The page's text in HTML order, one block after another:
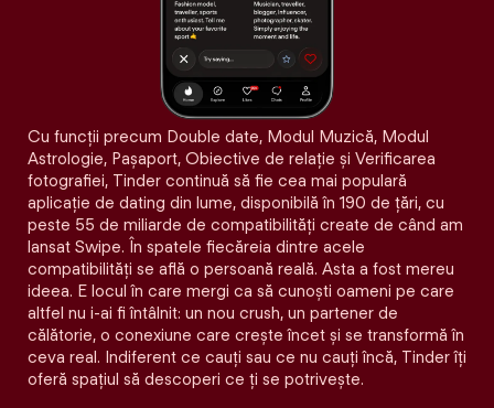
Cu funcții precum Double date, Modul Muzică, Modul
Astrologie, Pașaport, Obiective de relație și Verificarea
fotografiei, Tinder continuă să fie cea mai populară
aplicație de dating din lume, disponibilă în 190 de țări, cu
peste 55 de miliarde de compatibilități create de când am
lansat Swipe. În spatele fiecăreia dintre acele
compatibilităţi se află o persoană reală. Asta a fost mereu
ideea. E locul în care mergi ca să cunoști oameni pe care
altfel nu i-ai fi întâlnit: un nou crush, un partener de
călătorie, o conexiune care crește încet și se transformă în
ceva real. Indiferent ce cauți sau ce nu cauți încă, Tinder îți
oferă spațiul să descoperi ce ți se potrivește.